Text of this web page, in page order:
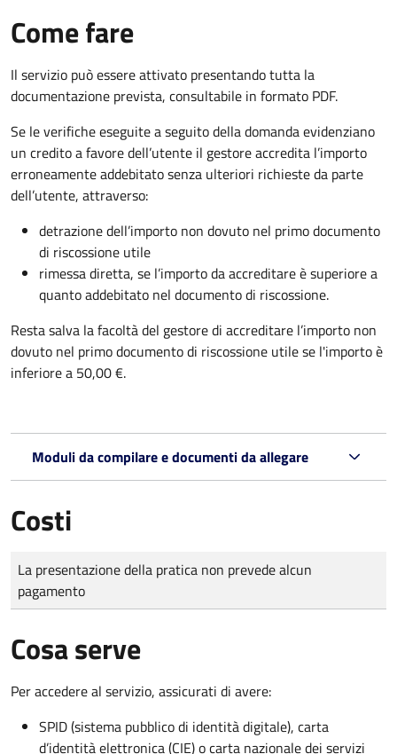
Come fare
Il servizio può essere attivato presentando tutta la
documentazione prevista, consultabile in formato PDF.
Se le verifiche eseguite a seguito della domanda evidenziano
un credito a favore dell’utente il gestore accredita l’importo
erroneamente addebitato senza ulteriori richieste da parte
dell’utente, attraverso:
detrazione dell’importo non dovuto nel primo documento
di riscossione utile
rimessa diretta, se l’importo da accreditare è superiore a
quanto addebitato nel documento di riscossione.
Resta salva la facoltà del gestore di accreditare l’importo non
dovuto nel primo documento di riscossione utile se l'importo è
inferiore a 50,00 €.
Moduli da compilare e documenti da allegare
Costi
Tipo di pagamento
Importo
La presentazione della pratica non prevede alcun
pagamento
Cosa serve
Per accedere al servizio, assicurati di avere:
SPID (sistema pubblico di identità digitale), carta
d’identità elettronica (CIE) o carta nazionale dei servizi